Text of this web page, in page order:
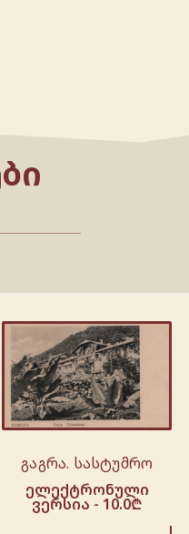
გაგრა. სასტუმრო
ელექტრონული
ვერსია - 10.0₾